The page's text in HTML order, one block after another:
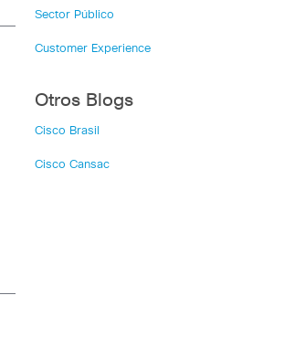
Sector Público
Customer Experience
Otros Blogs
Cisco Brasil
Cisco Cansac